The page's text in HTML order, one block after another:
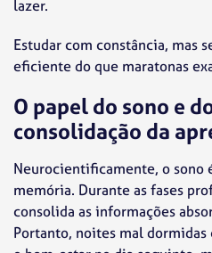
lazer.
Estudar com constância, mas
eficiente do que maratonas
O papel do sono e
consolidação da
Neurocientificamente, o sono
memória. Durante as fases
consolida as informações
Portanto, noites mal